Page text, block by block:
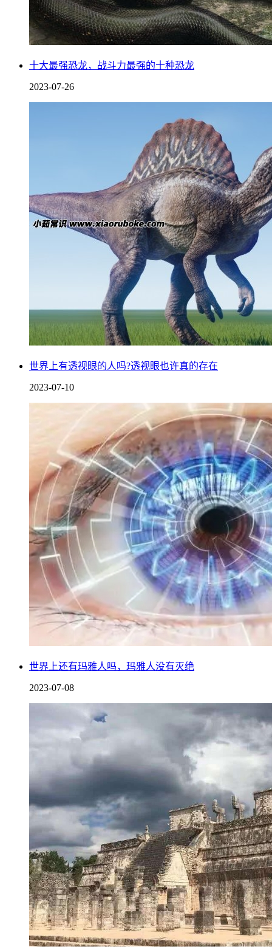
这些拼凑的图腾就是龙的由来，包括号称四不像的麒麟，还有
与龙齐名的动物凤凰，都是这样得来的，这是历史学家给出龙
的由来的解释，也是目前世界上，关于龙是否存在，为什么会
诞生最值得相信的一个解释，这一点从我们从没有出土过，龙
虽然网上有不少的，关于挖到龙的化石的新闻，但最后结局我
们都能看见，没有一个挖出来的是真龙，全都是别的罕见动物
的尸骨，恐龙化石倒是真的挖出不少，关于龙的描述这么多，
如果它真的存在的话，是不可能在世界上找不到它的蛛丝马迹
十大最强恐龙，战斗力最强的十种恐龙
2023-07-26
世界上有透视眼的人吗?透视眼也许真的存在
2023-07-10
世界上还有玛雅人吗，玛雅人没有灭绝
2023-07-08